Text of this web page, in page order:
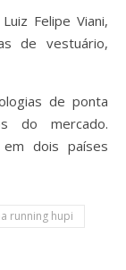
Felipe Viani,
de vestuário,
de ponta
do mercado.
dois países
running hupi